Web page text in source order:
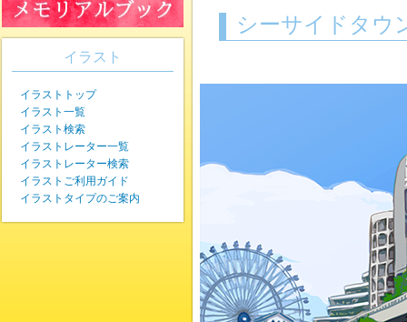
シーサイドタウ
イラスト
イラストトップ
イラスト一覧
イラスト検索
イラストレーター一覧
イラストレーター検索
イラストご利用ガイド
イラストタイプのご案内